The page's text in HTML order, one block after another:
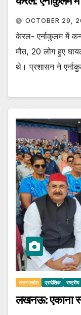
OCTOBER 29,
केरल- एर्नाकुलम में
मौत, 20 लोग हुए
थे। प्रशासन ने
उत्तर प्रदेश प्रादेशिक राष्ट्रीय
लखनऊ: एकाना